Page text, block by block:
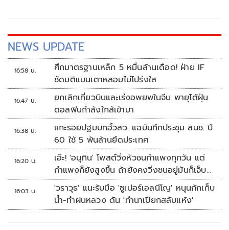
NEWS UPDATE
16:58 น.
ศึกมาตรฐานเหล็ก 5 หมื่นล้านเดือด! ฝ่าย IF
ซัดมติแบนเตาหลอมไม่โปร่งใส
16:47 น.
ยกเลิกเที่ยวบินและเร่งอพยพในจีน พายุไต้ฝุ่น
ดอลฟินกำลังใกล้เข้ามา
16:38 น.
แกะรอยปฐมบทฮั้วสว. แฉบันทึกประชุม สนช. ปี
60 ใช้ 5 พันล้านยึดประเทศ
16:20 น.
เอ๊ะ! 'อนุทิน' โพสต์วิ่งหัวชนกำแพงทุกวัน แต่
กำแพงก็ยังสูงขึ้น ถ้ายังคงวิ่งชนอยู่มันก็เจ็บ
หัวอีก
16:03 น.
'วราวุธ' แนะรับมือ 'ซูเปอร์เอลนีโญ' หนุนกักเก็บ
น้ำ-ทำฝนหลวง ดัน 'ทำนาเปียกสลับแห้ง'